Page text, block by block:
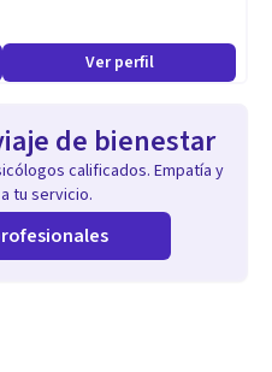
Ver perfil
de bienestar
calificados. Empatía y
tu servicio.